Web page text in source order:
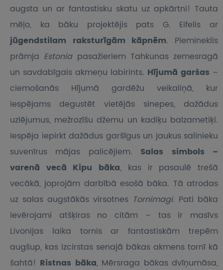
augsta un ar fantastisku skatu uz apkārtni! Tauta
mēļo, ka bāku projektējis pats G. Eifelis ar
jūgendstilam raksturīgām kāpnēm. Piemineklis
prāmja Estonia pasažieriem Tahkunas zemesragā
un savdabīgais akmeņu labirints. Hījumā garšas –
ciemošanās Hījumā gardēžu veikaliņā, kur
iespējams degustēt vietējās sinepes, dažādus
uzlējumus, mežrozīšu džemu un kadiķu balzametiķi.
Iespēja iepirkt dažādus garšīgus un jaukus salinieku
suvenīrus mājas palicējiem. Salas simbols –
varenā vecā Kipu bāka, kas ir pasaulē trešā
vecākā, joprojām darbībā esošā bāka. Tā atrodas
uz salas augstākās virsotnes Tornimagi. Pati bāka
ievērojami atšķiras no citām – tas ir masīvs
Livonijas laika tornis ar fantastiskām trepēm
augšup, kas izcirstas senajā bākas akmens tornī kā
šahtā! Ristnas bāka, Mērsraga bākas dvīņumāsa,